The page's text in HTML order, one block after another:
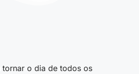
tornar o dia de todos os